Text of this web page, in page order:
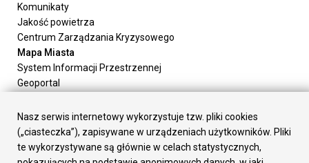
Komunikaty
Jakość powietrza
Centrum Zarządzania Kryzysowego
Mapa Miasta
System Informacji Przestrzennej
Geoportal
Załatw sprawę
Prezydent Miasta
Rada Miasta
Wydziały
Nasz serwis internetowy wykorzystuje tzw. pliki cookies
(„ciasteczka”), zapisywane w urządzeniach użytkowników. Pliki
te wykorzystywane są głównie w celach statystycznych,